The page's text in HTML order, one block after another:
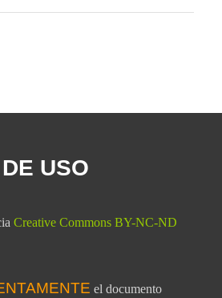
USO
Creative Commons BY-NC-ND
el documento